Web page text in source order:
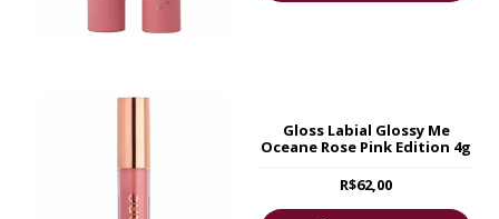
Gloss Labial Glossy Me
Oceane Rose Pink Edition 4g
R$62,00